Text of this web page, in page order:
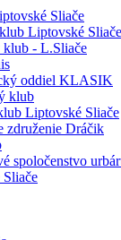
Sliače
Liptovské Sliače
- L.Sliače
oddiel KLASIK
klub
Liptovské Sliače
združenie Dráčik
spoločenstvo